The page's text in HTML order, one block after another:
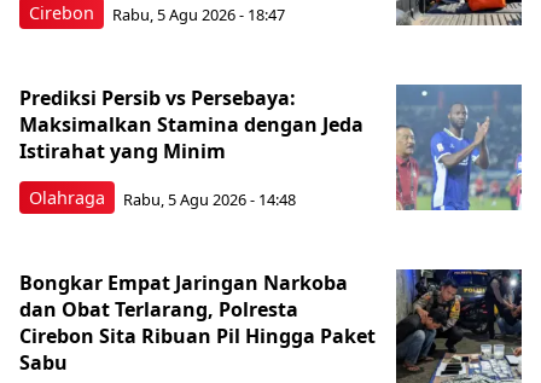
Cirebon Rabu, 5 Agu 2026 - 18:47
Olahraga
Prediksi Persib vs Persebaya:
Maksimalkan Stamina dengan Jeda
Istirahat yang Minim
Rabu, 5 Agu 2026 - 14:48
Bongkar Empat Jaringan Narkoba
dan Obat Terlarang, Polresta
Cirebon Sita Ribuan Pil Hingga Paket
Sabu